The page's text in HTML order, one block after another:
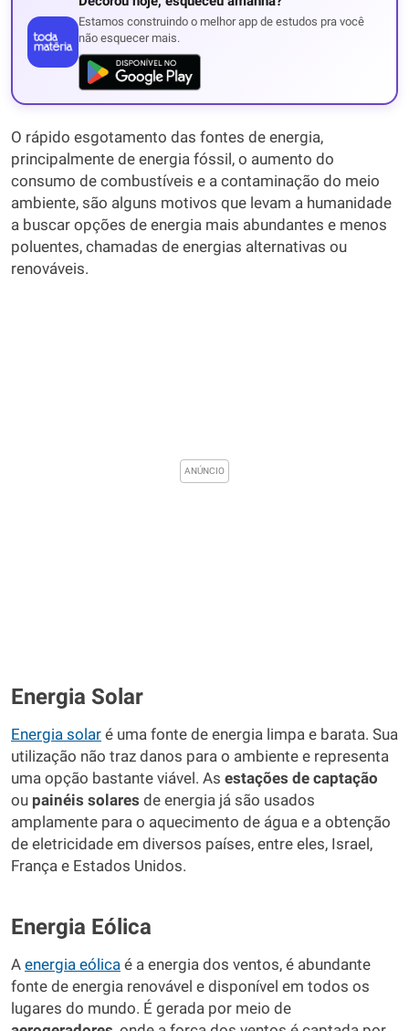
Estamos construindo o melhor app de estudos pra você
não esquecer mais.
O rápido esgotamento das fontes de energia,
principalmente de energia fóssil, o aumento do
consumo de combustíveis e a contaminação do meio
ambiente, são alguns motivos que levam a humanidade
a buscar opções de energia mais abundantes e menos
poluentes, chamadas de energias alternativas ou
renováveis.
Energia Solar
Energia solar é uma fonte de energia limpa e barata. Sua
utilização não traz danos para o ambiente e representa
uma opção bastante viável. As estações de captação
ou painéis solares de energia já são usados
amplamente para o aquecimento de água e a obtenção
de eletricidade em diversos países, entre eles, Israel,
França e Estados Unidos.
Energia Eólica
A energia eólica é a energia dos ventos, é abundante
fonte de energia renovável e disponível em todos os
lugares do mundo. É gerada por meio de